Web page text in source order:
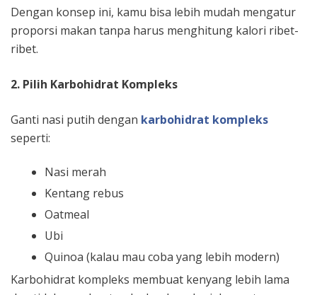
Dengan konsep ini, kamu bisa lebih mudah mengatur
proporsi makan tanpa harus menghitung kalori ribet-
ribet.
2. Pilih Karbohidrat Kompleks
Ganti nasi putih dengan karbohidrat kompleks
seperti:
Nasi merah
Kentang rebus
Oatmeal
Ubi
Quinoa (kalau mau coba yang lebih modern)
Karbohidrat kompleks membuat kenyang lebih lama